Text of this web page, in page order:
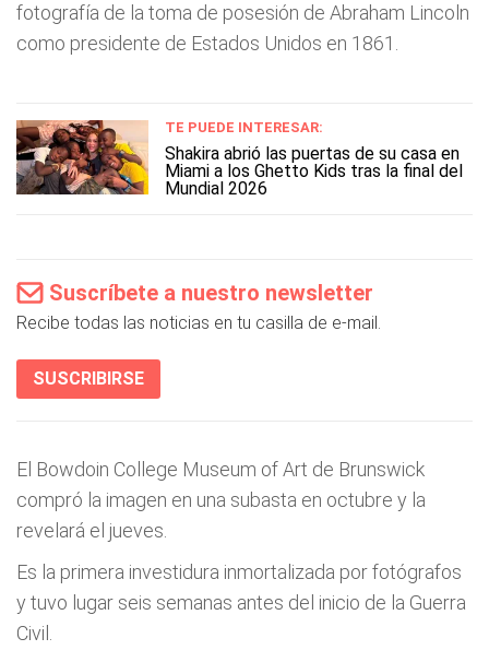
fotografía de la toma de posesión de Abraham Lincoln
como presidente de Estados Unidos en 1861.
TE PUEDE INTERESAR:
Shakira abrió las puertas de su casa en
Miami a los Ghetto Kids tras la final del
Mundial 2026
Suscríbete a nuestro newsletter
Recibe todas las noticias en tu casilla de e-mail.
SUSCRIBIRSE
El Bowdoin College Museum of Art de Brunswick
compró la imagen en una subasta en octubre y la
revelará el jueves.
Es la primera investidura inmortalizada por fotógrafos
y tuvo lugar seis semanas antes del inicio de la Guerra
Civil.